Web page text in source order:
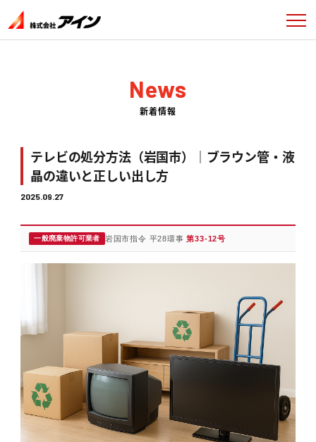
News
新着情報
テレビの処分方法（岩国市）｜ブラウン管・液
晶の違いと正しい出し方
2025.09.27
一般廃棄物許可業者 岩国市指令 平28環事第33-12号